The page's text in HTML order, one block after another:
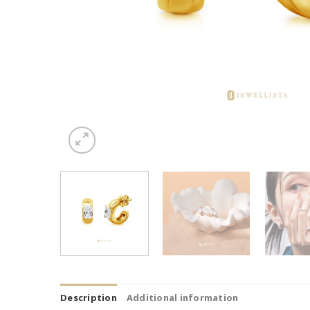
Description Additional information